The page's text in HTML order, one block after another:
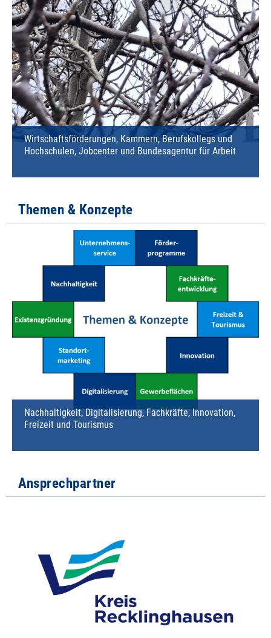
Wirtschaftsförderungen, Kammern, Berufskollegs und
Hochschulen, Jobcenter und Bundesagentur für Arbeit
Themen & Konzepte
Nachhaltigkeit, Digitalisierung, Fachkräfte, Innovation,
Freizeit und Tourismus
Ansprechpartner